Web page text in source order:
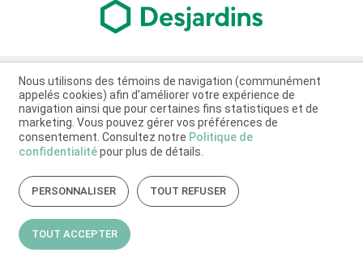
Nous utilisons des témoins de navigation (communément
appelés cookies) afin d’améliorer votre expérience de
navigation ainsi que pour certaines fins statistiques et de
marketing. Vous pouvez gérer vos préférences de
consentement. Consultez notre Politique de
confidentialitépour plus de détails.
PERSONNALISER TOUT REFUSER
TOUT ACCEPTER